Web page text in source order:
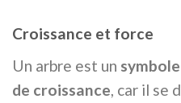
45,00 €.29,97 €.
Croissance et force
Un arbre est un
de croissance, car il se